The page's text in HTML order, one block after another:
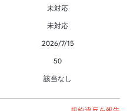
未対応
未対応
2026/7/15
50
該当なし